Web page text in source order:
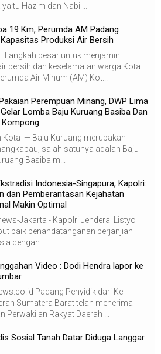
Hazim dan Nabil...
19 Km, Perumda AM Padang
Produksi Air Bersih
Langkah besar untuk menjamin
bersih dan keselamatan warga Kota
Air Minum (AM) Kot...
Perempuan Minang, DWP Lima
Lomba Baju Kuruang Basiba Dan
Kompong
Kota — Baju Kuruang merupakan
salah satunya adalah Baju
Basiba m...
Indonesia-Singapura, Kapolri:
dan Pemberantasan Kejahatan
Makin Optimal
Jakarta - Kapolri Jenderal Listyo
baik penandatanganan perjanjian
dengan ...
Video : Dodi Hendra lapor ke
Padang Penyidik dari Ke
Sumatera Barat telah menerima
Perwakilan Rakyat Daerah ...
Sosial Tanah Datar Diduga Langgar